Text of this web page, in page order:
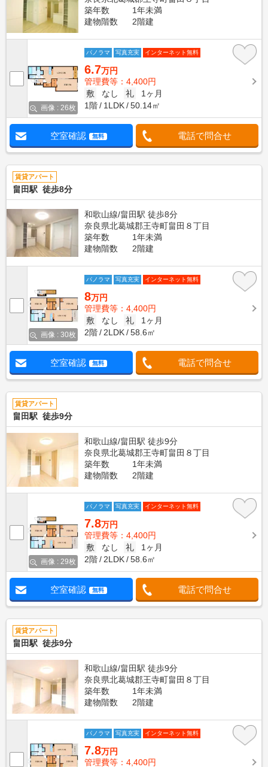
築年数
1年未満
建物階数
2階建
画像 : 26枚
パノラマ 写真充実 インターネット無料
6.7万円
管理費等：4,400円
敷
なし 礼
1ヶ月
1階
1LDK 50.14㎡
空室確認 無料 電話で問合せ
賃貸アパート
畠田駅 徒歩8分
和歌山線/畠田駅 徒歩8分
奈良県北葛城郡王寺町畠田８丁目
築年数
1年未満
建物階数
2階建
画像 : 30枚
パノラマ 写真充実 インターネット無料
8万円
管理費等：4,400円
敷
なし 礼
1ヶ月
2階
2LDK 58.6㎡
空室確認 無料 電話で問合せ
賃貸アパート
畠田駅 徒歩9分
和歌山線/畠田駅 徒歩9分
奈良県北葛城郡王寺町畠田８丁目
築年数
1年未満
建物階数
2階建
画像 : 29枚
パノラマ 写真充実 インターネット無料
7.8万円
管理費等：4,400円
敷
なし 礼
1ヶ月
2階
2LDK 58.6㎡
空室確認 無料 電話で問合せ
賃貸アパート
畠田駅 徒歩9分
和歌山線/畠田駅 徒歩9分
奈良県北葛城郡王寺町畠田８丁目
築年数
1年未満
建物階数
2階建
パノラマ 写真充実 インターネット無料
7.8万円
管理費等：4,400円